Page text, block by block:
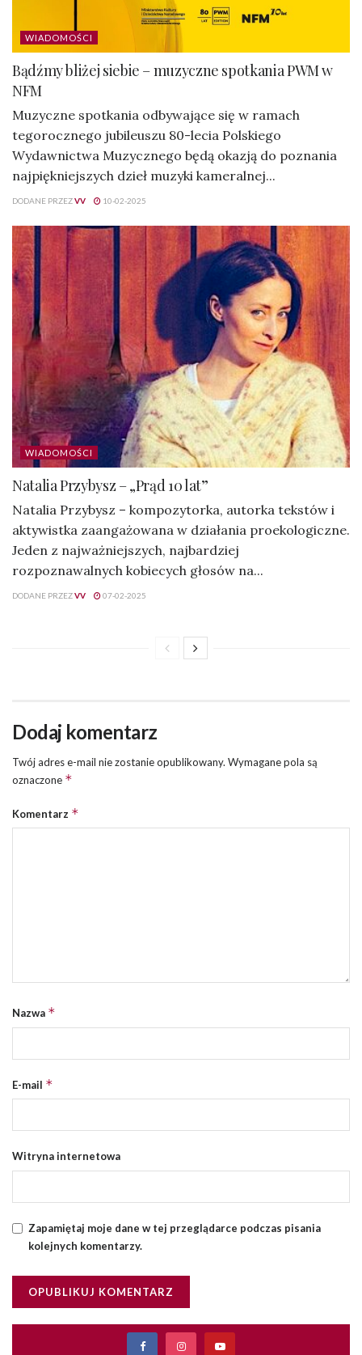
WIADOMOŚCI
Bądźmy bliżej siebie – muzyczne spotkania PWM w
NFM
Muzyczne spotkania odbywające się w ramach
tegorocznego jubileuszu 80-lecia Polskiego
Wydawnictwa Muzycznego będą okazją do poznania
najpiękniejszych dzieł muzyki kameralnej...
DODANE PRZEZVV 10-02-2025
WIADOMOŚCI
Natalia Przybysz – „Prąd 10 lat”
Natalia Przybysz – kompozytorka, autorka tekstów i
aktywistka zaangażowana w działania proekologiczne.
Jeden z najważniejszych, najbardziej
rozpoznawalnych kobiecych głosów na...
DODANE PRZEZVV 07-02-2025
Dodaj komentarz
Twój adres e-mail nie zostanie opublikowany. Wymagane pola są
oznaczone *
Komentarz *
Nazwa *
E-mail *
Witryna internetowa
Zapamiętaj moje dane w tej przeglądarce podczas pisania
kolejnych komentarzy.